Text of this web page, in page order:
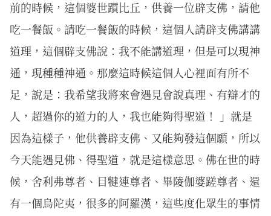
前的時候，這個婆世躓比丘，供養一位辟支佛，請他
吃一餐飯。請吃一餐飯的時候，這個人請辟支佛講講
道理，這個辟支佛說：我不能講道理，但是可以現神
通，現種種神通。那麼這時候這個人心裡面有所不
足，說是：我希望我將來會遇見會說真理、有辯才的
人，超過你的道力的人，我也能夠得聖道！ 」就是
因為這樣子，他供養辟支佛、又能夠發這個願，所以
今天能遇見佛、得聖道，就是這樣意思。佛在世的時
候，舍利弗尊者、目犍連尊者、畢陵伽婆蹉尊者、還
有一個烏陀夷，很多的阿羅漢，這些度化眾生的事情